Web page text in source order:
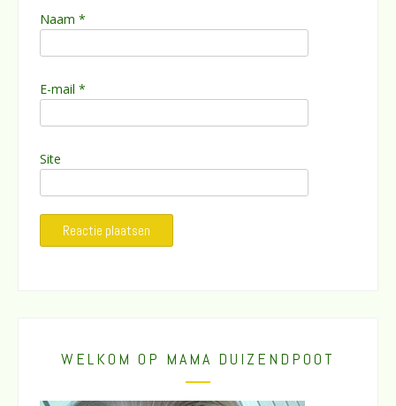
Naam *
E-mail *
Site
WELKOM OP MAMA DUIZENDPOOT